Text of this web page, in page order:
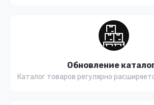
Обновление
Каталог товаров регулярно